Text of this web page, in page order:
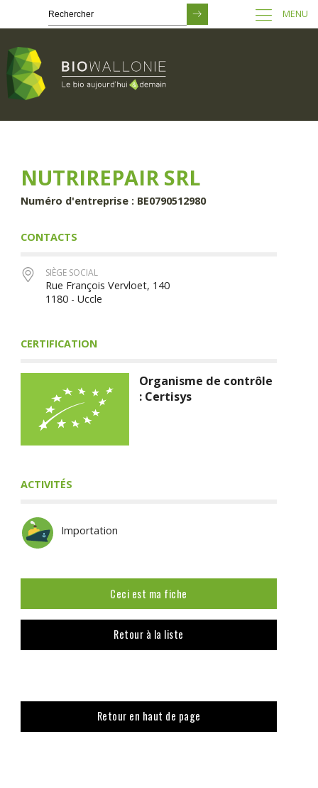
principal
MENU
NUTRIREPAIR SRL
Numéro d'entreprise : BE0790512980
CONTACTS
SIÈGE SOCIAL
Rue François Vervloet, 140
1180 - Uccle
CERTIFICATION
Organisme de contrôle
: Certisys
ACTIVITÉS
Importation
Ceci est ma fiche
Retour à la liste
Retour en haut de page